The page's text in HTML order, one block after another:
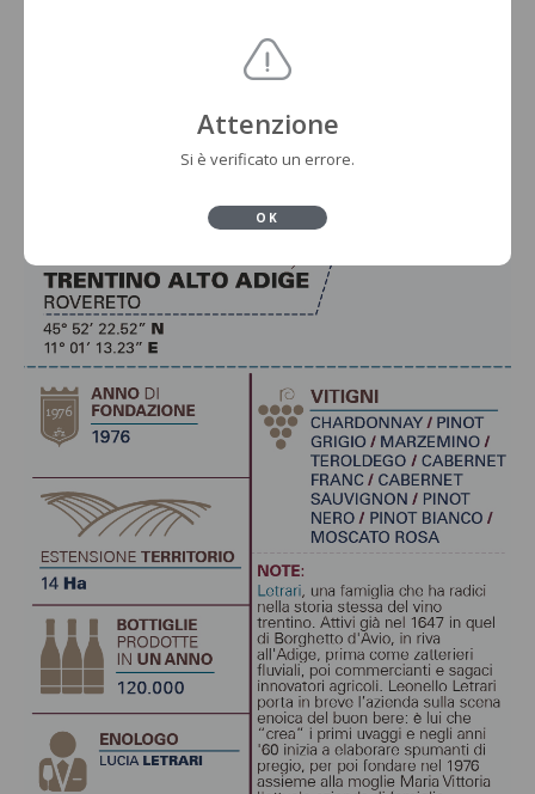
Attenzione
Si è verificato un errore.
OK